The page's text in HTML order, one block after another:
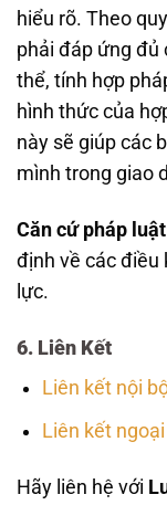
hiểu rõ. Theo
phải đáp ứng đủ
thể, tính hợp
hình thức của
này sẽ giúp các
mình trong giao
Căn cứ pháp
định về các điều
lực.
6. Liên Kết
Liên kết nội
Liên kết ngoại
Hãy liên hệ với